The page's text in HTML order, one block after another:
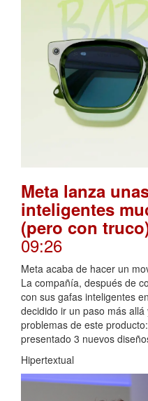
Meta lanza
inteligentes
(pero con
09:26
Meta acaba de hacer un
La compañía, después de
con sus gafas inteligentes
decidido ir un paso más
problemas de este
presentado 3 nuevos
Hipertextual